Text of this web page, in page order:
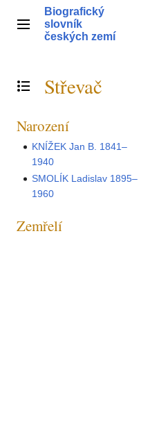
obsahHlavní menu
Biografický
slovník
českých zemí
Přepnout obsah
Střevač
Narození
KNÍŽEK Jan B. 1841–
1940
SMOLÍK Ladislav 1895–
1960
Zemřelí